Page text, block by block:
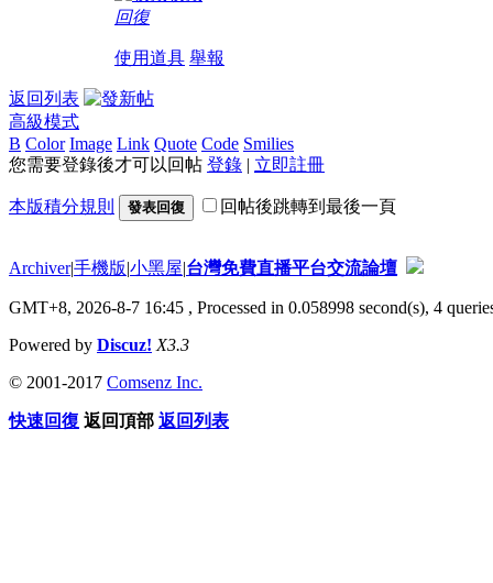
回復
使用道具 舉報
返回列表
高級模式
B Color Image Link Quote Code Smilies
您需要登錄後才可以回帖 登錄 | 立即註冊
本版積分規則 發表回復 回帖後跳轉到最後一頁
Archiver|手機版|小黑屋|台灣免費直播平台交流論壇
GMT+8, 2026-8-7 16:45 , Processed in 0.058998 second(s), 4
Powered by Discuz! X3.3
© 2001-2017 Comsenz Inc.
快速回復 返回頂部 返回列表